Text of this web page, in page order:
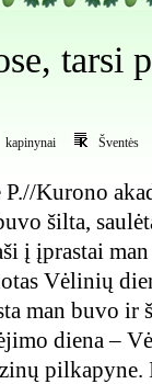
tarsi
kapinynai Šventės
Kurono
šilta,
į įprastai
Vėlinių
man buvo ir
diena –